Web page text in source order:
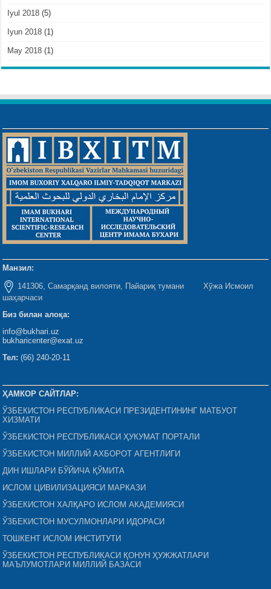
Iyul 2018 (5)
Iyun 2018 (1)
May 2018 (1)
Манзил:
141306, Самарқанд вилояти, Пайариқ тумани Хўжа Исмоил
шаҳарчаси
Биз билан алоқа:
info@bukhari.uz
bukharicenter@exat.uz
Тел: (66) 240-20-11
ҲАМКОР САЙТЛАР:
ЎЗБЕКИСТОН РЕСПУБЛИКАСИ ПРЕЗИДЕНТИНИНГ МАТБУОТ
ХИЗМАТИ
ЎЗБЕКИСТОН РЕСПУБЛИКАСИ ҲУКУМАТ ПОРТАЛИ
ЎЗБЕКИСТОН МИЛЛИЙ АХБОРОТ АГЕНТЛИГИ
ДИН ИШЛАРИ БЎЙИЧА ҚЎМИТА
ИСЛОМ ЦИВИЛИЗАЦИЯСИ МАРКАЗИ
ЎЗБЕКИСТОН ХАЛҚАРО ИСЛОМ АКАДЕМИЯСИ
ЎЗБЕКИСТОН МУСУЛМОНЛАРИ ИДОРАСИ
ТОШКЕНТ ИСЛОМ ИНСТИТУТИ
ЎЗБЕКИСТОН РЕСПУБЛИКАСИ ҚОНУН ҲУЖЖАТЛАРИ
МАЪЛУМОТЛАРИ МИЛЛИЙ БАЗАСИ